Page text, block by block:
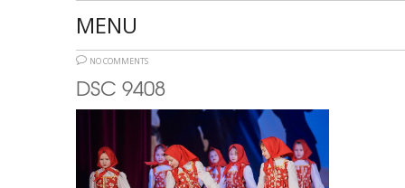
MENU
NO COMMENTS
DSC 9408